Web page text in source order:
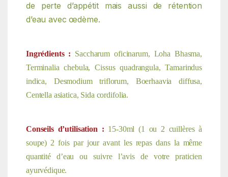
de perted’appétit mais aussi de rétention
d’eau avec œdème.
Ingrédients : Saccharum oficinarum, Loha Bhasma,
Terminalia chebula, Cissus quadrangula, Tamarindus
indica, Desmodium triflorum, Boerhaavia diffusa,
Centella asiatica, Sida cordifolia.
Conseils d’utilisation : 15-30ml (1 ou 2 cuillères à
soupe) 2 fois par jour avant les repas dans la même
quantité d’eau ou suivre l’avis de votre praticien
ayurvédique.